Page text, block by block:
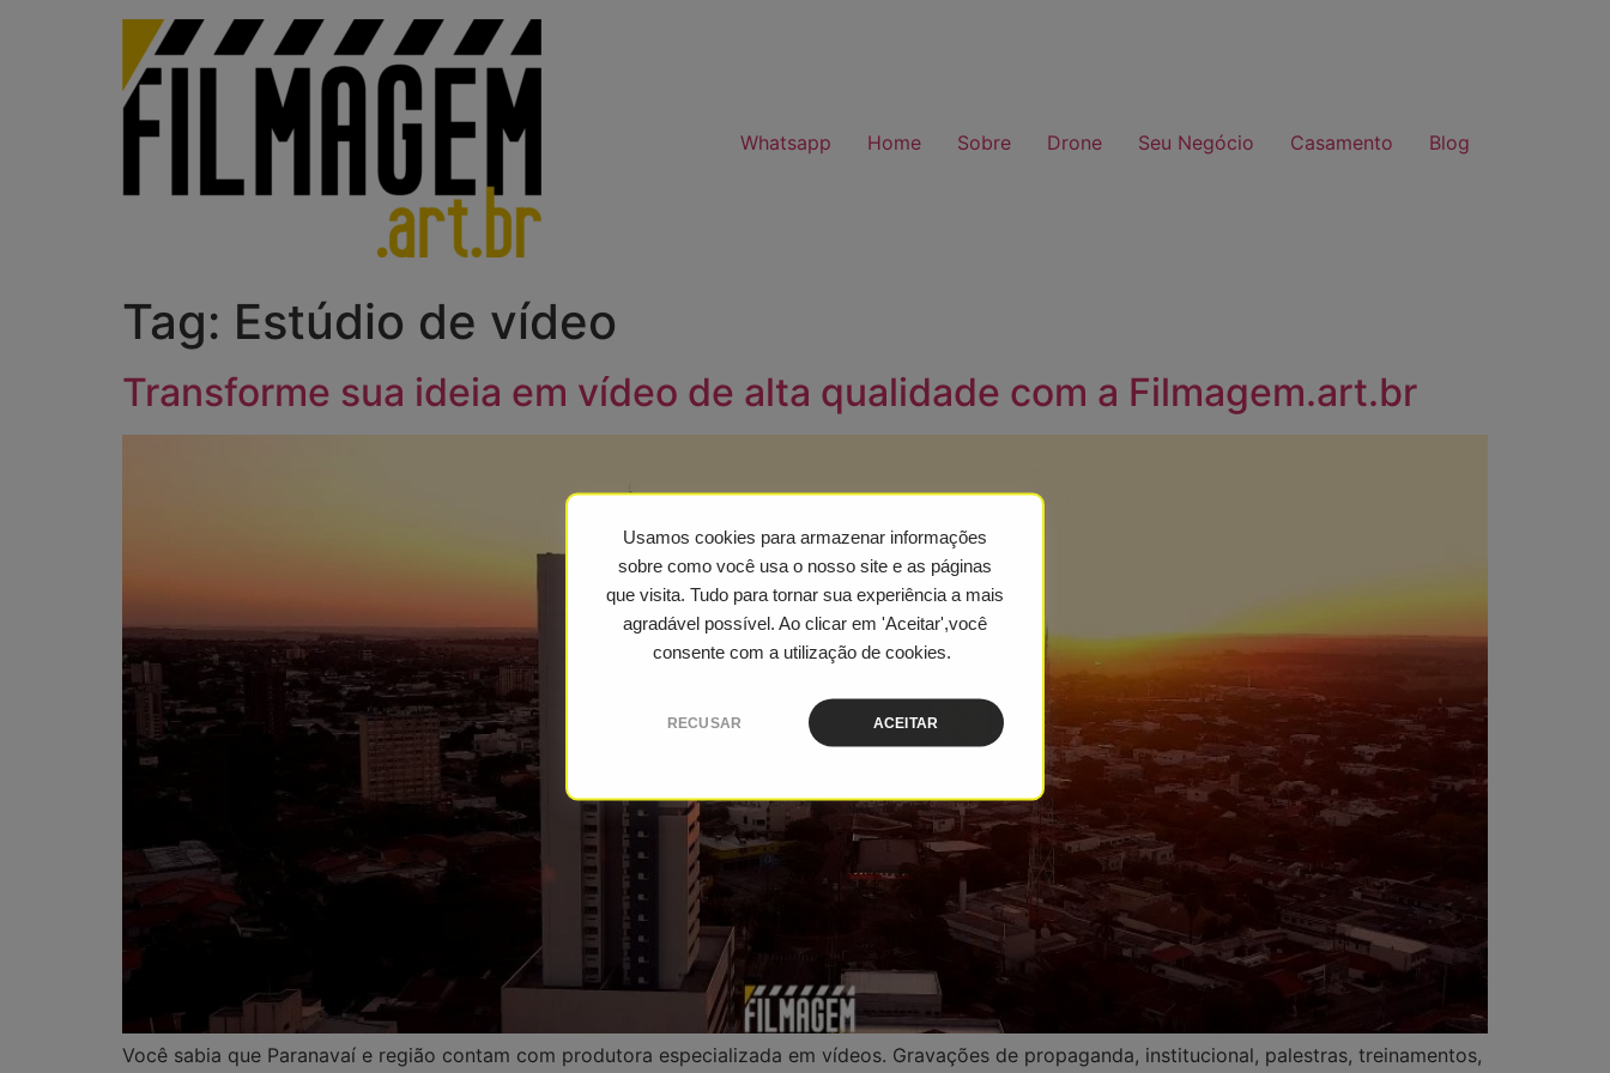
Usamos cookies para armazenar informações
sobre como você usa o nosso site e as páginas
que visita. Tudo para tornar sua experiência a mais
agradável possível. Ao clicar em 'Aceitar',você
consente com a utilização de cookies.
RECUSAR ACEITAR
Whatsapp
Home Sobre Drone Seu Negócio Casamento Blog
Tag: Estúdio de vídeo
Transforme sua ideia em vídeo de alta qualidade com a Filmagem.art.br
Você sabia que Paranavaí e região contam com produtora especializada em vídeos. Gravações de propaganda, institucional, palestras, treinamentos,